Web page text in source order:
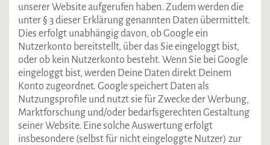
unserer Website aufgerufen haben. Zudem werden die
unter § 3 dieser Erklärung genannten Daten übermittelt.
Dies erfolgt unabhängig davon, ob Google ein
Nutzerkonto bereitstellt, über das Sie eingeloggt bist,
oder ob kein Nutzerkonto besteht. Wenn Sie bei Google
eingeloggt bist, werden Deine Daten direkt Deinem
Konto zugeordnet. Google speichert Daten als
Nutzungsprofile und nutzt sie für Zwecke der Werbung,
Marktforschung und/oder bedarfsgerechten Gestaltung
seiner Website. Eine solche Auswertung erfolgt
insbesondere (selbst für nicht eingeloggte Nutzer) zur